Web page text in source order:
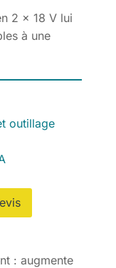
2 x 18 V lui
à une
outillage
: augmente